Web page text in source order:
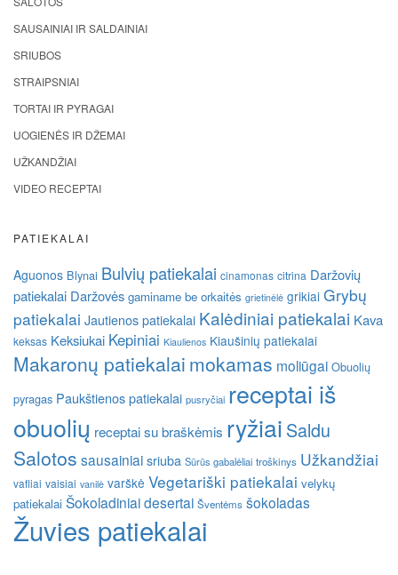
SAUSAINIAI IR SALDAINIAI
SRIUBOS
STRAIPSNIAI
TORTAI IR PYRAGAI
UOGIENĖS IR DŽEMAI
UŽKANDŽIAI
VIDEO RECEPTAI
PATIEKALAI
Aguonos Blynai Bulvių patiekalai cinamonas citrina Daržovių
patiekalai Daržovės gaminame be orkaitės grietinėlė grikiai Grybų
patiekalai Jautienos patiekalai Kalėdiniai patiekalai Kava
keksas Keksiukai Kepiniai Kiaulienos Kiaušinių patiekalai
Makaronų patiekalai mokamas moliūgai Obuolių
pyragas Paukštienos patiekalai pusryčiai receptai iš
obuolių receptai su braškėmis ryžiai Saldu
Salotos sausainiai sriuba Sūrūs gabalėliai troškinys Užkandžiai
vafliai vaisiai vanilė varškė Vegetariški patiekalai velykų
patiekalai Šokoladiniai desertai Šventėms šokoladas
Žuvies patiekalai